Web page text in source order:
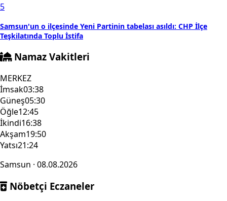
5
Samsun'un o ilçesinde Yeni Partinin tabelası asıldı: CHP İlçe
Teşkilatında Toplu İstifa
Namaz Vakitleri
MERKEZ
İmsak03:38
Güneş05:30
Öğle12:45
İkindi16:38
Akşam19:50
Yatsı21:24
Samsun · 08.08.2026
Nöbetçi Eczaneler